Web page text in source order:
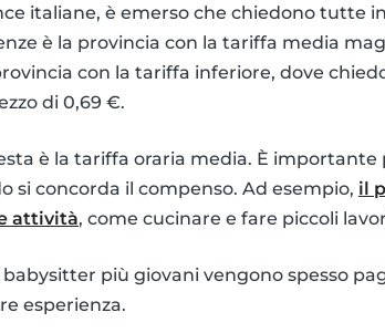
italiane, è emerso che chiedono tutte
è la provincia con la tariffa media
con la tariffa inferiore, dove
di 0,69 €.
è la tariffa oraria media. È importante
si concorda il compenso. Ad esempio, il
attività, come cucinare e fare piccoli
più giovani vengono spesso
esperienza.